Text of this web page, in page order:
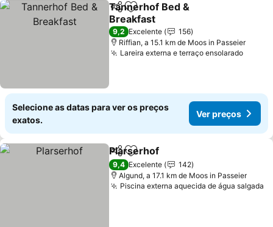
PartilharAdicionar aos favoritos
Tannerhof Bed &
Breakfast
Ver preços
9,2 Excelente
156
Riffian, a 15.1 km de Moos in Passeier
Lareira externa e terraço ensolaradoVer
Selecione as datas para ver os preços
exatos.
Ver preços
PartilharAdicionar aos favoritos
Plarserhof
9,4 Excelente
142
Algund, a 17.1 km de Moos in Passeier
Piscina externa aquecida de água salgada